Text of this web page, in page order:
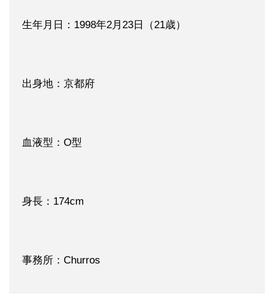
生年月日：1998年2月23日（21歳）
出身地：京都府
血液型：O型
身長：174cm
事務所：Churros